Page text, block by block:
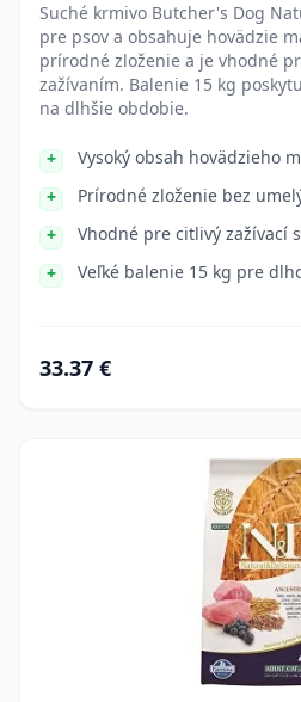
Suché krmivo Butcher's Dog
pre psov a obsahuje hovädzie
prírodné zloženie a je vhodné
zažívaním. Balenie 15 kg
na dlhšie obdobie.
Vysoký obsah hovädzieho
Prírodné zloženie bez
Vhodné pre citlivý zažívací
Veľké balenie 15 kg pre
33.37 €